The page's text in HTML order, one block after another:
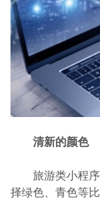
清新的颜色
旅游类小程序
择绿色、青色等